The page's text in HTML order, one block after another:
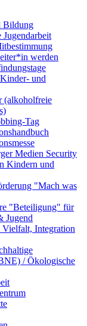
Bildung
Jugendarbeit
werden
und
(alkoholfreie
Tag
Medien Security
Kindern und
"Mach was
"Beteiligung" für
Jugend
Integration
/ Ökologische